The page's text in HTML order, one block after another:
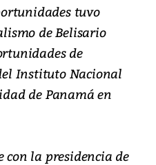
tuvo
de Belisario
de
Instituto Nacional
de Panamá en
con la presidencia de